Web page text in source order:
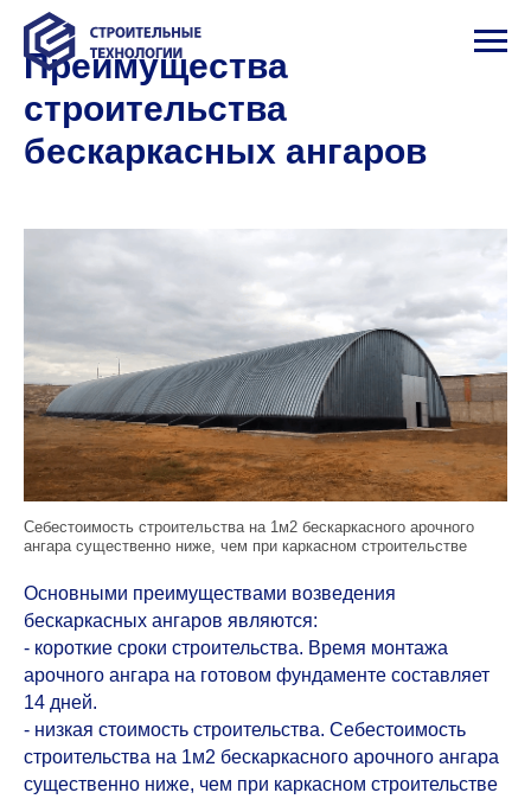
Преимущества
строительства
бескаркасных ангаров
Себестоимость строительства на 1м2 бескаркасного арочного
ангара существенно ниже, чем при каркасном строительстве
Основными преимуществами возведения
бескаркасных ангаров являются:
- короткие сроки строительства. Время монтажа
арочного ангара на готовом фундаменте составляет
14 дней.
- низкая стоимость строительства. Себестоимость
строительства на 1м2 бескаркасного арочного ангара
существенно ниже, чем при каркасном строительстве